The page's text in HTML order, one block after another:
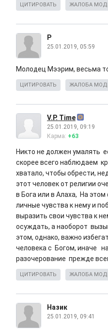
ЦИТИРОВАТЬ ЖАЛОБА
Р
25.01.2019, 05:59
Молодец Мээрим, весьма
ЦИТИРОВАТЬ ЖАЛОБА
V.P. Time
25.01.2019, 09:19
Карма: +63
Никто не должен умалять
скорее всего наблюдаем
хватало, чтобы обрести,
этот человек от религии
в Бога или в Алаха, На
личные чувства к нему и
выразить свои чувства к
осуждать, а наоборот
этом, однако, важно
человека с Богом, иначе
разочерование прежде
ЦИТИРОВАТЬ ЖАЛОБА
Назик
25.01.2019, 09:41